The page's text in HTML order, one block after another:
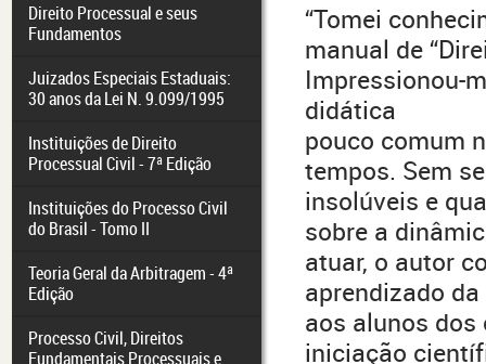
Direito Processual e seus
Fundamentos
Juizados Especiais Estaduais:
30 anos da Lei N. 9.099/1995
Instituições de Direito
Processual Civil - 7ª Edição
Instituições do Processo Civil
do Brasil - Tomo II
Teoria Geral da Arbitragem - 4ª
Edição
Processo Civil, Direitos
Fundamentais Processuais e
“Tomei
manual de
Impressionou-
didática
pouco comum
tempos. Sem
insolúveis e
sobre a
atuar, o autor
aprendizado
aos alunos
iniciação